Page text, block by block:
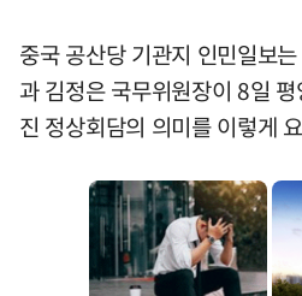
중국 공산당 기관지 인민일보
과 김정은 국무위원장이 8일
진 정상회담의 의미를 이렇게